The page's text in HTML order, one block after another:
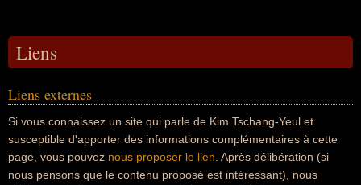
Liens
Liens externes
Si vous connaissez un site qui parle de Kim Tschang-Yeul et
susceptible d'apporter des informations complémentaires à cette
page, vous pouvez nous proposer le lien . Après délibération (si
nous pensons que le contenu proposé est intéressant), nous